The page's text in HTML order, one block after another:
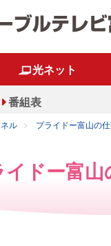
光ネット
番組表
ル プライドー富山の
イドー富山